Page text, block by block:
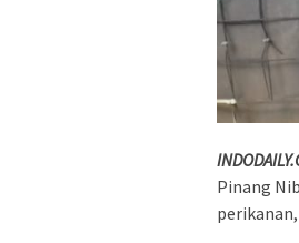
Pinang